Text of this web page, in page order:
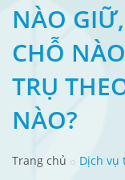
NÀO
CHỖ
TRỤ
NÀO?
Trang chủ Dịch vụ